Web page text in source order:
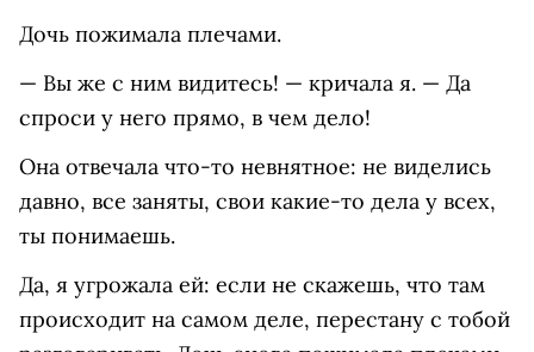
Дочь пожимала плечами.
— Вы же с ним видитесь! — кричала я. — Да
спроси у него прямо, в чем дело!
Она отвечала что-то невнятное: не виделись
давно, все заняты, свои какие-то дела у всех,
ты понимаешь.
Да, я угрожала ей: если не скажешь, что там
происходит на самом деле, перестану с тобой